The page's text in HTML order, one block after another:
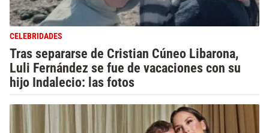
CELEBRIDADES
Tras separarse de Cristian Cúneo Libarona,
Luli Fernández se fue de vacaciones con su
hijo Indalecio: las fotos